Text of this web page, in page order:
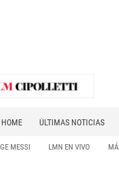
HOME ÚLTIMAS NOTICIAS
MESSI LMN EN VIVO